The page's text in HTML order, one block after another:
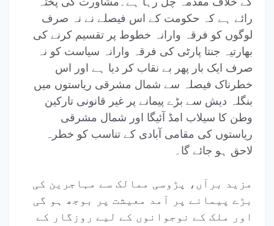
رائے ہے کہ حکومت کے اس فیصلے نے نہ صرف
لوگوں کو فرقہ وارانہ خطوط پر تقسیم کرنے کی
بھارتیہ جنتا پارٹی کی فرقہ وارانہ سیاست کو نہ
صرف ایک بار پھر بے نقاب کر دیا ہے اور اس
خطرناک فیصلہ سے شمال مشرقی ریاستوں میں
بنگلہ دیش سے بڑے پیمانے پر غیر قانونی تارکین
وطن کا سیلاب امڈ آئیگا اور شمال مشرقی
ریاستوں کی مقامی آبادی کے تناسب کو خطرہ
لاحق ہو جائے گا۔
مزید برآں، پڑوسی ممالک سے مہاجرین کی
بڑے پیمانے پر آمد معیشت پر بوجھ ہو گی
اور ملک کے نوجوانوں کے لیے روزگار کے